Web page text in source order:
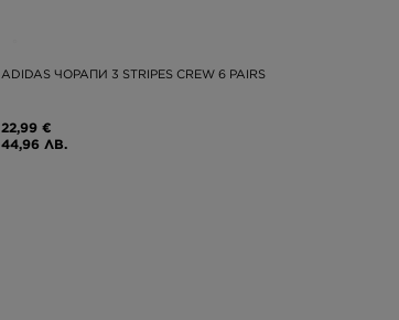
ADIDAS ЧОРАПИ 3 STRIPES CREW 6 PAIRS
22,99 €
44,96 ЛВ.